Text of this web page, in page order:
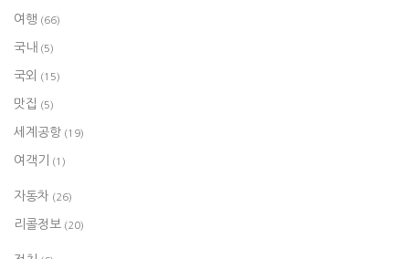
여행 (66)
국내 (5)
국외 (15)
맛집 (5)
세계공항 (19)
여객기 (1)
자동차 (26)
리콜정보 (20)